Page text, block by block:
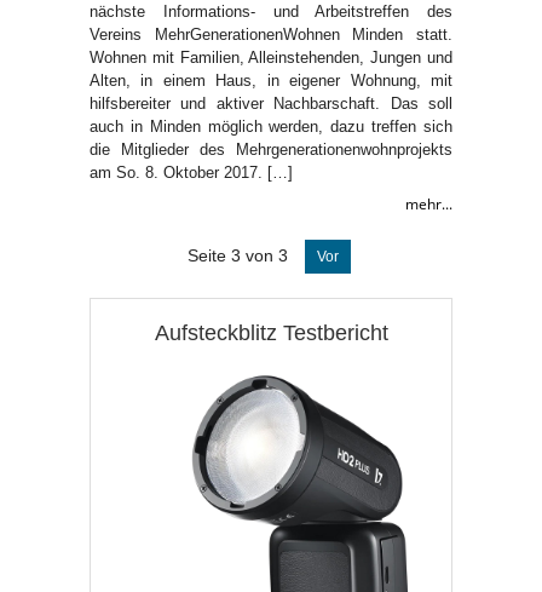
nächste Informations- und Arbeitstreffen des
Vereins MehrGenerationenWohnen Minden statt.
Wohnen mit Familien, Alleinstehenden, Jungen und
Alten, in einem Haus, in eigener Wohnung, mit
hilfsbereiter und aktiver Nachbarschaft. Das soll
auch in Minden möglich werden, dazu treffen sich
die Mitglieder des Mehrgenerationenwohnprojekts
am So. 8. Oktober 2017. […]
mehr...
Seite 3 von 3 Vor
Aufsteckblitz Testbericht